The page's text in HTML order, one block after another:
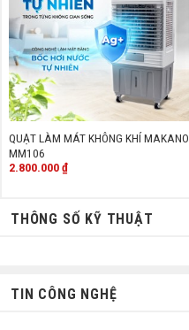
QUẠT LÀM MÁT KHÔNG KHÍ MAKANO
MM106
2.800.000₫
THÔNG SỐ KỸ THUẬT
TIN CÔNG NGHỆ